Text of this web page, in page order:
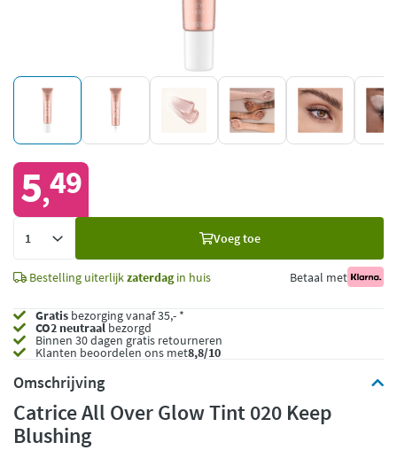
5,49
Voeg toe
Bestelling uiterlijkzaterdagin huis Betaal met
Gratis bezorging vanaf 35,- *
CO2 neutraalbezorgd
Binnen 30 dagen gratis retourneren
Klanten beoordelen ons met8,8/10
Omschrijving
Catrice All Over Glow Tint 020 Keep
Blushing